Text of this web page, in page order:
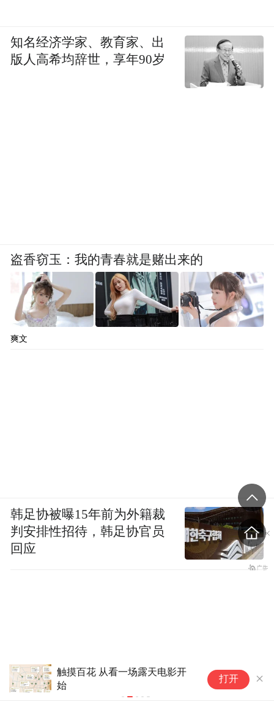
触摸百花 从看一场露天电影开
始
打开
知名经济学家、教育家、出
版人高希均辞世，享年90岁
盗香窃玉：我的青春就是赌出来的
爽文
韩足协被曝15年前为外籍裁
判安排性招待，韩足协官员
回应